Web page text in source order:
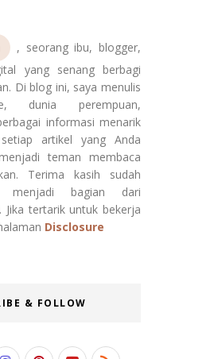
, seorang ibu, blogger,
yang senang berbagi
Di blog ini, saya menulis
dunia perempuan,
informasi menarik
artikel yang Anda
teman membaca
Terima kasih sudah
menjadi bagian dari
Jika tertarik untuk bekerja
Disclosure
& FOLLOW